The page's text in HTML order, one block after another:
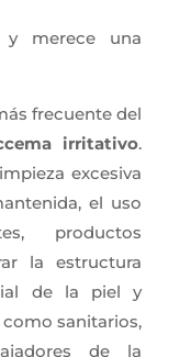
y merece una
frecuente del
irritativo.
excesiva
el uso
productos
la estructura
de la piel y
sanitarios,
de la